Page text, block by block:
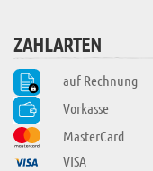
ZAHLARTEN
auf Rechnung
Vorkasse
MasterCard
VISA